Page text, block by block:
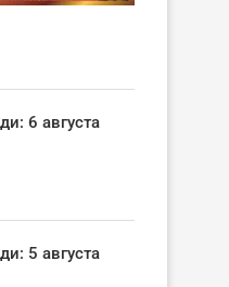
6 августа
5 августа